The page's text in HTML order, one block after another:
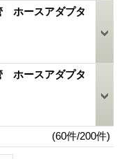
ホースアダプタ
ホースアダプタ
(60件/200件)